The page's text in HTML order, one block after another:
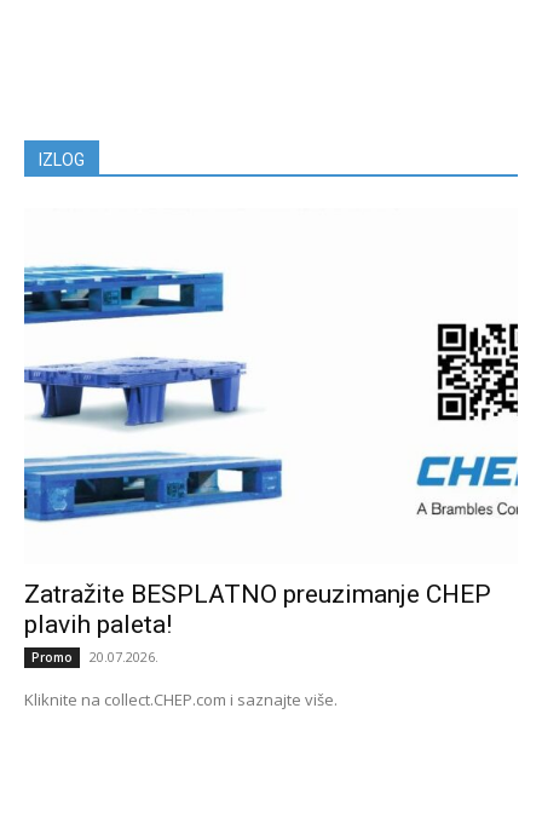
IZLOG
Zatražite BESPLATNO preuzimanje CHEP
plavih paleta!
Promo 20.07.2026.
Kliknite na collect.CHEP.com i saznajte više.